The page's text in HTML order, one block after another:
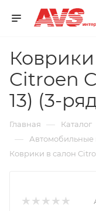
Citroen
13) (3-
Главная — Каталог
— Автомобильные
Коврики в салон